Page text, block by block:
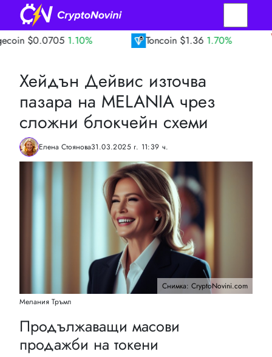
1.10% $1.36 1.70%
Хейдън Дейвис източва
пазара на MELANIA чрез
сложни блокчейн схеми
Елена Стоянова31.03.2025 г. 11:39 ч.
Снимка: CryptoNovini.com
Мелания Тръмп
Продължаващи масови
продажби на токени